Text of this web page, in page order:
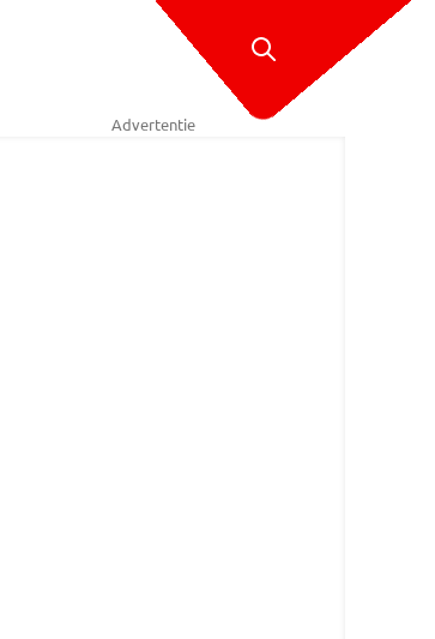
Advertentie